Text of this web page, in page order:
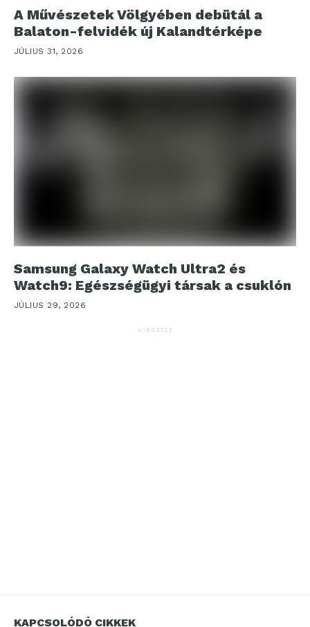
A Művészetek Völgyében debütál a
Balaton-felvidék új Kalandtérképe
JÚLIUS 31, 2026
Samsung Galaxy Watch Ultra2 és
Watch9: Egészségügyi társak a csuklón
JÚLIUS 29, 2026
HIRDETÉS
KAPCSOLÓDÓ CIKKEK